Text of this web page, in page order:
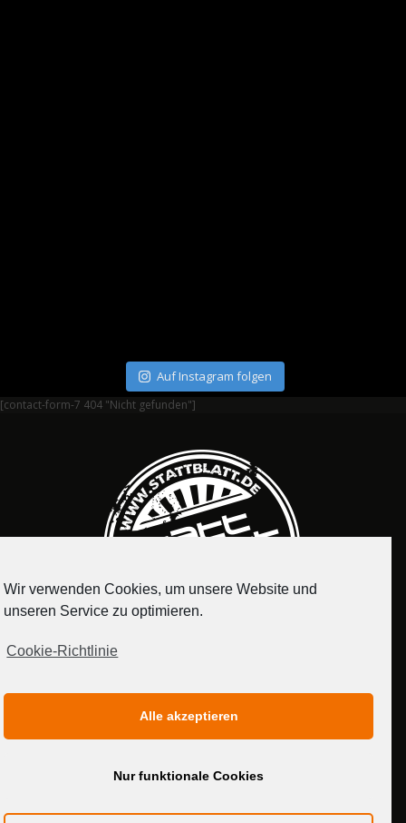
Auf Instagram folgen
[contact-form-7 404 "Nicht gefunden"]
MEDIADATEN
Wir verwenden Cookies, um unsere Website und
unseren Service zu optimieren.
Cookie-Richtlinie
Alle akzeptieren
Nur funktionale Cookies